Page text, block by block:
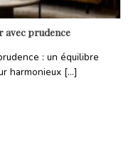
avec prudence
: un équilibre
harmonieux [...]